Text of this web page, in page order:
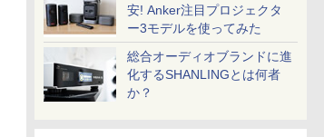
安! Anker注目プロジェクタ
ー3モデルを使ってみた
総合オーディオブランドに進
化するSHANLINGとは何者
か？